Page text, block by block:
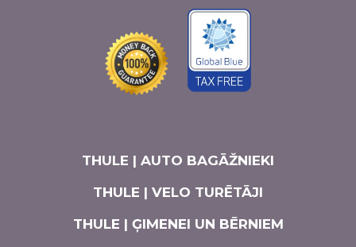
THULE | AUTO BAGĀŽNIEKI
THULE | VELO TURĒTĀJI
THULE | ĢIMENEI UN BĒRNIEM